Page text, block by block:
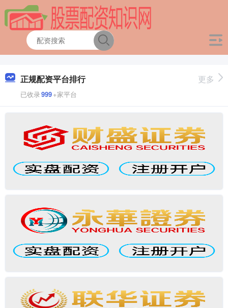
正规配资平台排行
已收录999+家平台
更多